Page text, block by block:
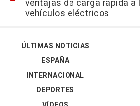
ventajas de carga rápida a
vehículos eléctricos
ÚLTIMAS NOTICIAS
ESPAÑA
INTERNACIONAL
DEPORTES